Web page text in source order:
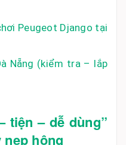
Peugeot Django tại
Nẵng (kiểm tra – lắp
tiện – dễ dùng”
hông